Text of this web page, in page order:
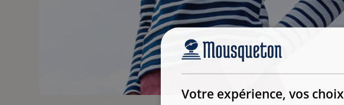
Votre expérience, vos choix